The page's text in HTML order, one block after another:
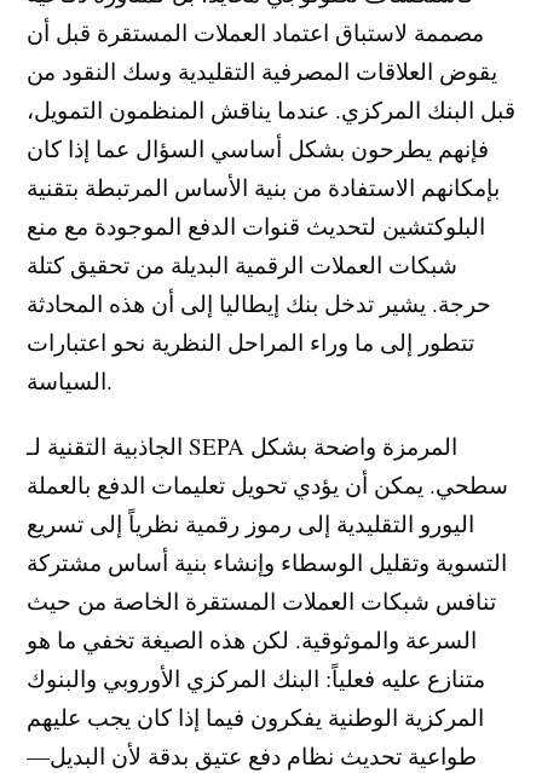
مصممة لاستباق اعتماد العملات المستقرة قبل أن
يقوض العلاقات المصرفية التقليدية وسك النقود من
قبل البنك المركزي. عندما يناقش المنظمون التمويل،
فإنهم يطرحون بشكل أساسي السؤال عما إذا كان
بإمكانهم الاستفادة من بنية الأساس المرتبطة بتقنية
البلوكتشين لتحديث قنوات الدفع الموجودة مع منع
شبكات العملات الرقمية البديلة من تحقيق كتلة
حرجة. يشير تدخل بنك إيطاليا إلى أن هذه المحادثة
تتطور إلى ما وراء المراحل النظرية نحو اعتبارات
السياسة.
الجاذبية التقنية لـ SEPA المرمزة واضحة بشكل
سطحي. يمكن أن يؤدي تحويل تعليمات الدفع بالعملة
اليورو التقليدية إلى رموز رقمية نظرياً إلى تسريع
التسوية وتقليل الوسطاء وإنشاء بنية أساس مشتركة
تنافس شبكات العملات المستقرة الخاصة من حيث
السرعة والموثوقية. لكن هذه الصيغة تخفي ما هو
متنازع عليه فعلياً: البنك المركزي الأوروبي والبنوك
المركزية الوطنية يفكرون فيما إذا كان يجب عليهم
طواعية تحديث نظام دفع عتيق بدقة لأن البديل—